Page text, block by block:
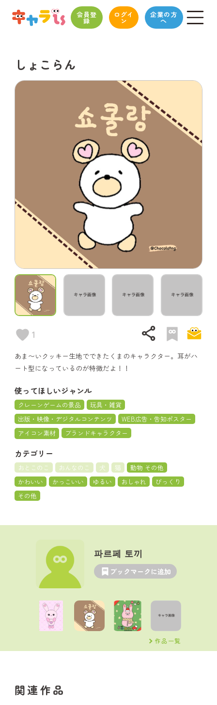
会員登
録
ログイ
ン
企業の方
へ
しょこらん
1 share
あま〜いクッキー生地でできたくまのキャラクター。耳がハ
ート型になっているのが特徴だよ！！
使ってほしいジャンル
クレーンゲームの景品
玩具・雑貨
出版・映像・デジタルコンテンツ
WEB広告・告知ポスター
アイコン素材
ブランドキャラクター
カテゴリー
おとこのこ おんなのこ 犬 猫
動物 その他
かわいい
かっこいい ゆるい おしゃれ
びっくり
その他
파르페 토끼
ブックマークに追加
作品一覧
関連作品